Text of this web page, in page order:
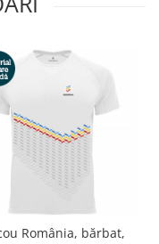
România, bărbat,